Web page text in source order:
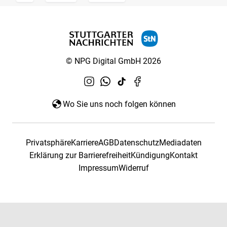
© NPG Digital GmbH 2026
Wo Sie uns noch folgen können
PrivatsphäreKarriereAGBDatenschutzMediadaten
Erklärung zur BarrierefreiheitKündigungKontakt
ImpressumWiderruf